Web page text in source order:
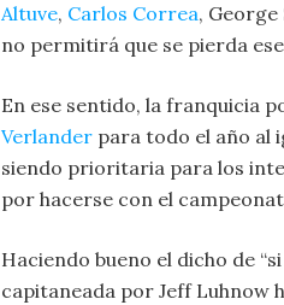
Altuve, Carlos Correa,
no permitirá que se pierda
En ese sentido, la franquicia
Verlander para todo el año al
siendo prioritaria para los
por hacerse con el
Haciendo bueno el dicho de
capitaneada por Jeff